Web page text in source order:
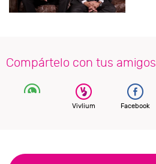
Compártelo con tus amigos
Vivlium Facebook